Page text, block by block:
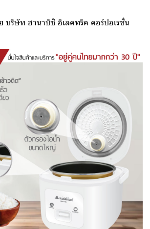
บริษัท ฮานาบิชิ อิเลคทริค คอร์ปอเรชั่น